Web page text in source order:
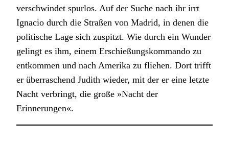
verschwindet spurlos. Auf der Suche nach ihr irrt
Ignacio durch die Straßen von Madrid, in denen die
politische Lage sich zuspitzt. Wie durch ein Wunder
gelingt es ihm, einem Erschießungskommando zu
entkommen und nach Amerika zu fliehen. Dort trifft
er überraschend Judith wieder, mit der er eine letzte
Nacht verbringt, die große »Nacht der
Erinnerungen«.